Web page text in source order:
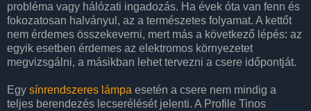
probléma vagy hálózati ingadozás. Ha évek óta van fenn és
fokozatosan halványul, az a természetes folyamat. A kettőt
nem érdemes összekeverni, mert más a következő lépés: az
egyik esetben érdemes az elektromos környezetet
megvizsgálni, a másikban lehet tervezni a csere időpontját.
Egy sínrendszeres lámpa esetén a csere nem mindig a
teljes berendezés lecserélését jelenti. A Profile Tinos